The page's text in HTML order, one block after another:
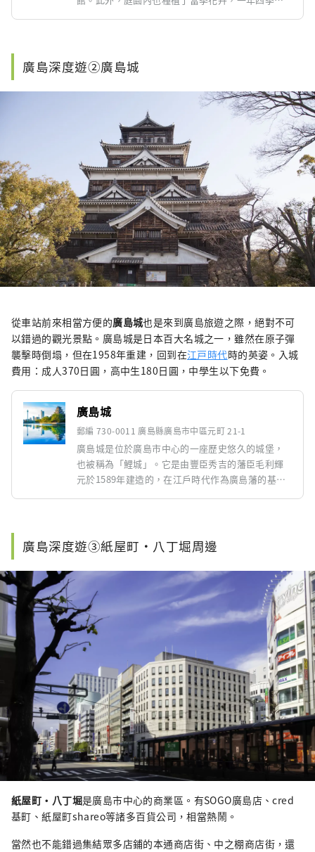
廣島深度遊②廣島城
從車站前來相當方便的廣島城也是來到廣島旅遊之際，絕對不可
以錯過的觀光景點。廣島城是日本百大名城之一，雖然在原子彈
襲擊時倒塌，但在1958年重建，回到在江戸時代時的英姿。入城
費用：成人370日圓，高中生180日圓，中學生以下免費。
廣島城
郵編 730-0011 廣島縣廣島市中區元町 21-1
廣島城是位於廣島市中心的一座歷史悠久的城堡，
也被稱為「鯉城」。它是由豐臣秀吉的藩臣毛利輝
元於1589年建造的，在江戶時代作為廣島藩的基地
櫻花季節有很多遊客來參觀。它是廣島標誌性的旅
遊景點。
廣島深度遊③紙屋町・八丁堀周邊
紙屋町・八丁堀是廣島市中心的商業區。有SOGO廣島店、cred
基町、紙屋町shareo等諸多百貨公司，相當熱鬧。
當然也不能錯過集結眾多店鋪的本通商店街、中之棚商店街，還